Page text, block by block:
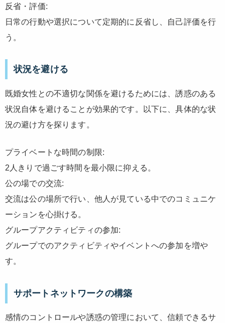
反省・評価:
日常の行動や選択について定期的に反省し、自己評価を行
う。
状況を避ける
既婚女性との不適切な関係を避けるためには、誘惑のある
状況自体を避けることが効果的です。以下に、具体的な状
況の避け方を探ります。
プライベートな時間の制限:
2人きりで過ごす時間を最小限に抑える。
公の場での交流:
交流は公の場所で行い、他人が見ている中でのコミュニケ
ーションを心掛ける。
グループアクティビティの参加:
グループでのアクティビティやイベントへの参加を増や
す。
サポートネットワークの構築
感情のコントロールや誘惑の管理において、信頼できるサ